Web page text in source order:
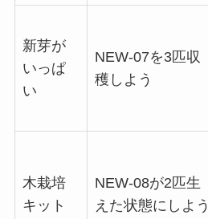
新芽が
いっぱ
い
NEW-07を3匹収
穫しよう
木栽培
キット
NEW-08が2匹生
えた状態にしよう